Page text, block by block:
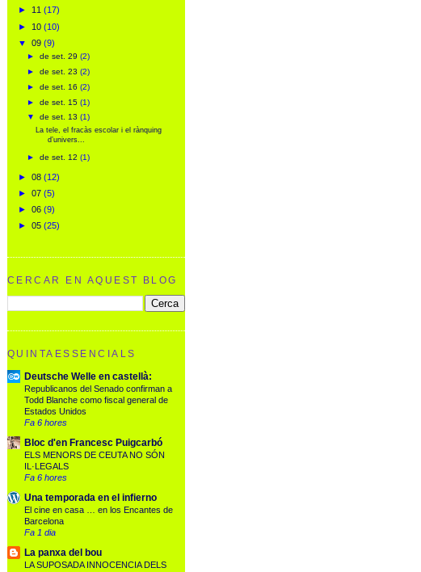
► 11 (17)
►
10 (10)
▼ 09 (9)
►de set. 29(2)
►de set. 23(2)
►de set. 16(2)
►de set. 15(1)
▼de set. 13(1)
La tele, el fracàs escolar i el rànquing
d’univers...
►de set. 12(1)
► 08 (12)
► 07 (5)
► 06 (9)
► 05 (25)
CERCAR EN AQUEST BLOG
QUINTAESSENCIALS
Deutsche Welle en castellà:
Republicanos del Senado confirman a
Todd Blanche como fiscal general de
Estados Unidos
Fa 6 hores
Bloc d'en Francesc Puigcarbó
ELS MENORS DE CEUTA NO SÓN
IL·LEGALS
Fa 6 hores
Una temporada en el infierno
El cine en casa … en los Encantes de
Barcelona
Fa 1 dia
La panxa del bou
LA SUPOSADA INNOCENCIA DELS